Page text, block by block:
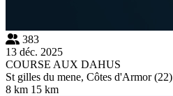
383
13 déc. 2025
COURSE AUX DAHUS
St gilles du mene, Côtes d'Armor (22)
8 km 15 km